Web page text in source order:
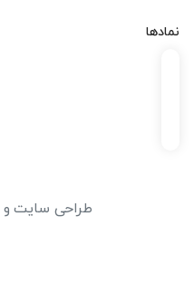
نمادها
طراحی سایت و